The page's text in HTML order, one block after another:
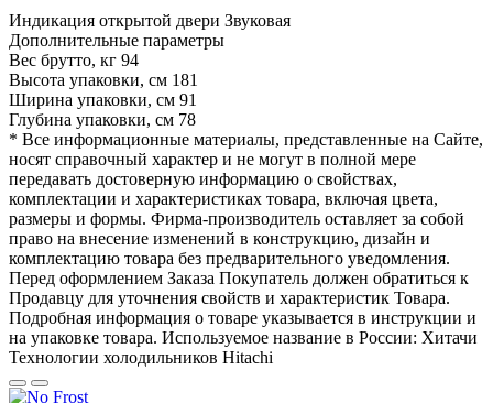
Индикация открытой двери Звуковая
Дополнительные параметры
Вес брутто, кг 94
Высота упаковки, см 181
Ширина упаковки, см 91
Глубина упаковки, см 78
* Все информационные материалы, представленные на Сайте,
носят справочный характер и не могут в полной мере
передавать достоверную информацию о свойствах,
комплектации и характеристиках товара, включая цвета,
размеры и формы. Фирма-производитель оставляет за собой
право на внесение изменений в конструкцию, дизайн и
комплектацию товара без предварительного уведомления.
Перед оформлением Заказа Покупатель должен обратиться к
Продавцу для уточнения свойств и характеристик Товара.
Подробная информация о товаре указывается в инструкции и
на упаковке товара. Используемое название в России: Хитачи
Технологии холодильников Hitachi